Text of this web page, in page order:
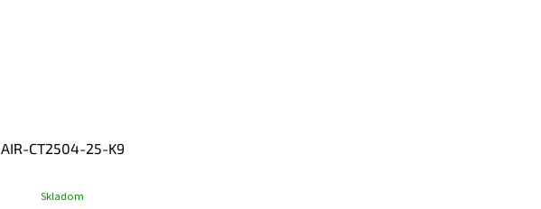
AIR-CT2504-25-K9
Skladom